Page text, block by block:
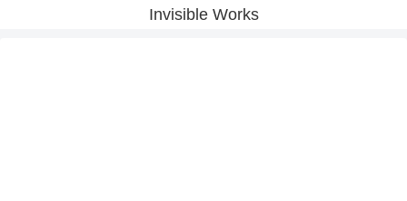
Invisible Works